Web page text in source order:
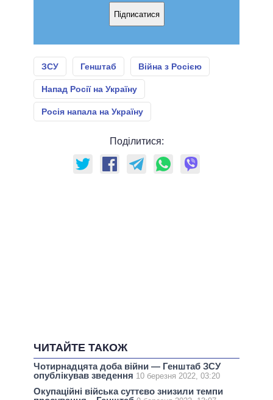
Підписатися
ЗСУ Генштаб Війна з Росією
Напад Росії на Україну
Росія напала на Україну
Поділитися:
ЧИТАЙТЕ ТАКОЖ
Чотирнадцята доба війни — Генштаб ЗСУ
опублікував зведення 10 березня 2022, 03:20
Окупаційні війська суттєво знизили темпи